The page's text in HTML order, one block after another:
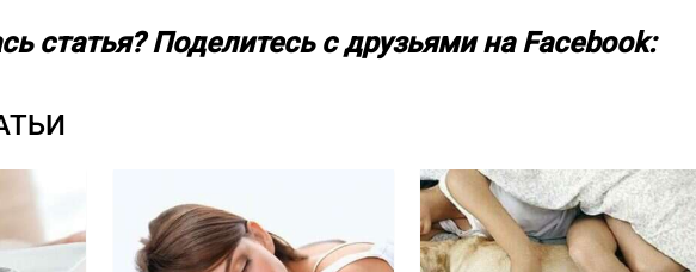
статья? Поделитесь с друзьями на Facebook: